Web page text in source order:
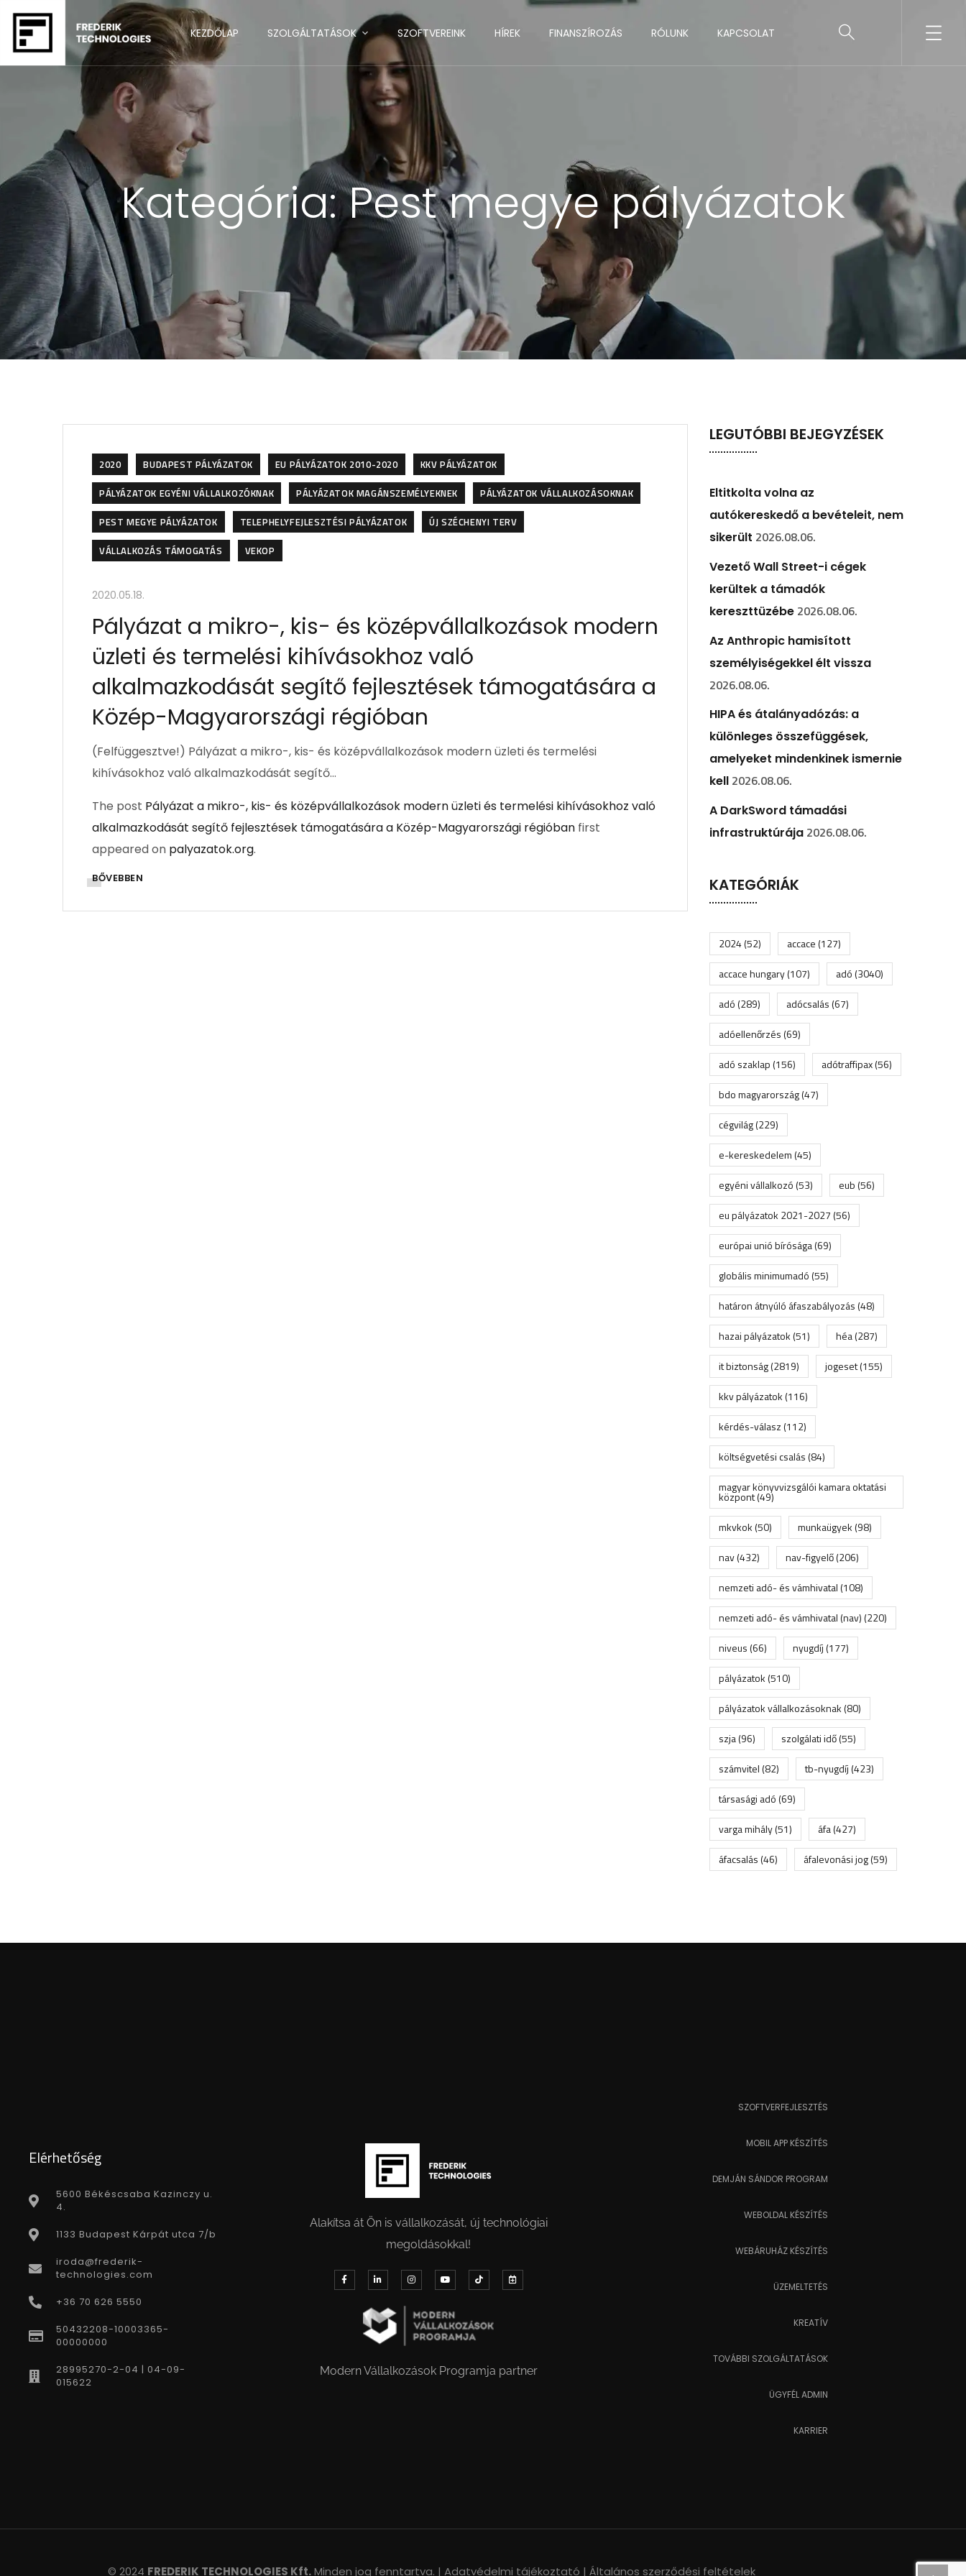
KEZDŐLAP SZOLGÁLTATÁSOK SZOFTVEREINK HÍREK FINANSZÍROZÁS RÓLUNK KAPCSOLAT
Kategória:Pest megye pályázatok
2020 BUDAPEST PÁLYÁZATOK EU PÁLYÁZATOK 2010-2020
KKV PÁLYÁZATOK
PÁLYÁZATOK EGYÉNI VÁLLALKOZÓKNAK
PÁLYÁZATOK MAGÁNSZEMÉLYEKNEK
PÁLYÁZATOK VÁLLALKOZÁSOKNAK
PEST MEGYE PÁLYÁZATOK
TELEPHELYFEJLESZTÉSI PÁLYÁZATOK
ÚJ SZÉCHENYI TERV
VÁLLALKOZÁS TÁMOGATÁS
VEKOP
2020.05.18.
Pályázat a mikro-, kis- és középvállalkozások modern
üzleti és termelési kihívásokhoz való
alkalmazkodását segítő fejlesztések támogatására a
Közép-Magyarországi régióban
(Felfüggesztve!) Pályázat a mikro-, kis- és középvállalkozások modern üzleti és termelési
kihívásokhoz való alkalmazkodását segítő…
The post Pályázat a mikro-, kis- és középvállalkozások modern üzleti és termelési kihívásokhoz való
alkalmazkodását segítő fejlesztések támogatására a Közép-Magyarországi régióban first
appeared on palyazatok.org.
BŐVEBBEN
LEGUTÓBBI BEJEGYZÉSEK
Eltitkolta volna az
autókereskedő a bevételeit, nem
sikerült 2026.08.06.
Vezető Wall Street-i cégek
kerültek a támadók
kereszttüzébe 2026.08.06.
Az Anthropic hamisított
személyiségekkel élt vissza
2026.08.06.
HIPA és átalányadózás: a
különleges összefüggések,
amelyeket mindenkinek ismernie
kell 2026.08.06.
A DarkSword támadási
infrastruktúrája 2026.08.06.
KATEGÓRIÁK
2024(52) accace(127)
accace hungary(107) adó(3040)
adó(289) adócsalás(67)
adóellenőrzés(69)
adó szaklap(156) adótraffipax(56)
bdo magyarország(47)
cégvilág(229)
e-kereskedelem(45)
egyéni vállalkozó(53) eub(56)
eu pályázatok 2021-2027(56)
európai unió bírósága(69)
globális minimumadó(55)
határon átnyúló áfaszabályozás(48)
hazai pályázatok(51) héa(287)
it biztonság(2819) jogeset(155)
kkv pályázatok(116)
kérdés-válasz(112)
költségvetési csalás(84)
magyar könyvvizsgálói kamara oktatási
központ(49)
mkvkok(50) munkaügyek(98)
nav(432) nav-figyelő(206)
nemzeti adó- és vámhivatal(108)
nemzeti adó- és vámhivatal (nav)(220)
niveus(66) nyugdíj(177)
pályázatok(510)
pályázatok vállalkozásoknak(80)
szja(96) szolgálati idő(55)
számvitel(82) tb-nyugdíj(423)
társasági adó(69)
varga mihály(51) áfa(427)
áfacsalás(46) áfalevonási jog(59)
Elérhetőség
5600 Békéscsaba Kazinczy u.
4.
1133 Budapest Kárpát utca 7/b
iroda@frederik-
technologies.com
+36 70 626 5550
50432208-10003365-
00000000
28995270-2-04 | 04-09-
015622
Alakítsa át Ön is vállalkozását, új technológiai
megoldásokkal!
Modern Vállalkozások Programja partner
SZOFTVERFEJLESZTÉS
MOBIL APP KÉSZÍTÉS
DEMJÁN SÁNDOR PROGRAM
WEBOLDAL KÉSZÍTÉS
WEBÁRUHÁZ KÉSZÍTÉS
ÜZEMELTETÉS
KREATÍV
TOVÁBBI SZOLGÁLTATÁSOK
ÜGYFÉL ADMIN
KARRIER
© 2024 FREDERIK TECHNOLOGIES Kft.Minden jog fenntartva. | Adatvédelmi tájékoztató | Általános szerződési feltételek